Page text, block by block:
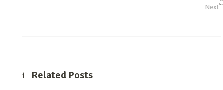
Next
Related Posts